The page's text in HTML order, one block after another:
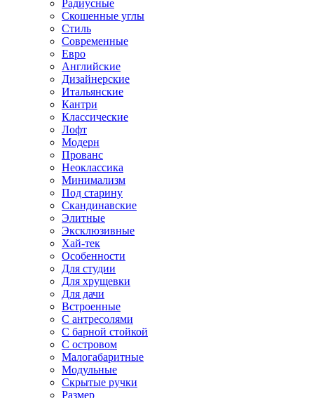
Радиусные
Скошенные углы
Стиль
Современные
Евро
Английские
Дизайнерские
Итальянские
Кантри
Классические
Лофт
Модерн
Прованс
Неоклассика
Минимализм
Под старину
Скандинавские
Элитные
Эксклюзивные
Хай-тек
Особенности
Для студии
Для хрущевки
Для дачи
Встроенные
С антресолями
С барной стойкой
С островом
Малогабаритные
Модульные
Скрытые ручки
Размер